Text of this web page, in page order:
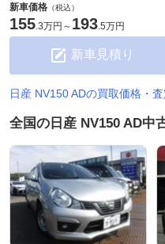
新車価格 （税込）
155.3万円 ～ 193.5万円
新車見積り
日産 NV150 ADの買取価格・
全国の日産 NV150 AD中